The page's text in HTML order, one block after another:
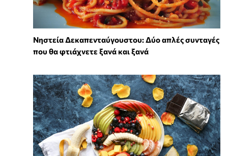
Νηστεία Δεκαπενταύγουστου: Δύο απλές συνταγές
που θα φτιάχνετε ξανά και ξανά